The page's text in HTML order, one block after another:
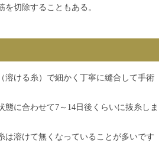
切除することもある。
溶ける糸）で細かく丁寧に縫合して手術
態に合わせて7～14日後くらいに抜糸しま
は溶けて無くなっていることが多いです